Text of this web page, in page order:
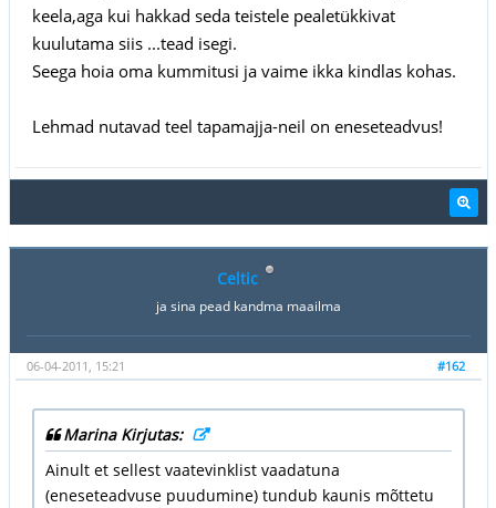
keela,aga kui hakkad seda teistele pealetükkivat
kuulutama siis ...tead isegi.
Seega hoia oma kummitusi ja vaime ikka kindlas kohas.
Lehmad nutavad teel tapamajja-neil on eneseteadvus!
Celtic
ja sina pead kandma maailma
#162
06-04-2011, 15:21
Marina Kirjutas:
Ainult et sellest vaatevinklist vaadatuna
(eneseteadvuse puudumine) tundub kaunis mõttetu